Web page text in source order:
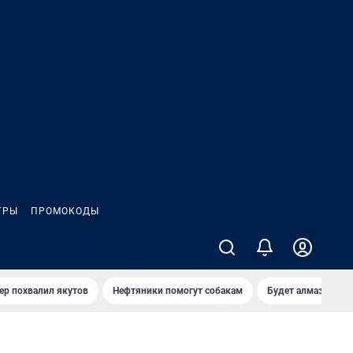
ПРОМОКОДЫ
похвалил якутов Нефтяники помогут собакам Будет алмазный